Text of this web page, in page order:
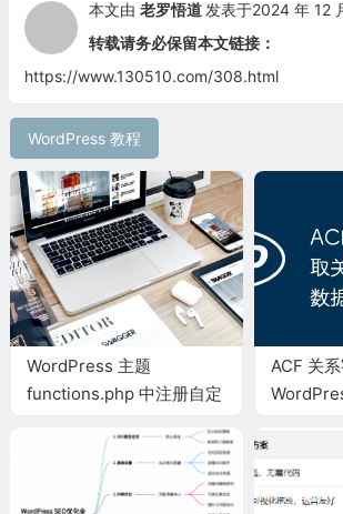
本文由 老罗悟道 发表于2024 年 12
转载请务必保留本文链接：
https://www.130510.com/308.html
WordPress 教程
WordPress 主题
functions.php 中注册自定
ACF 关系